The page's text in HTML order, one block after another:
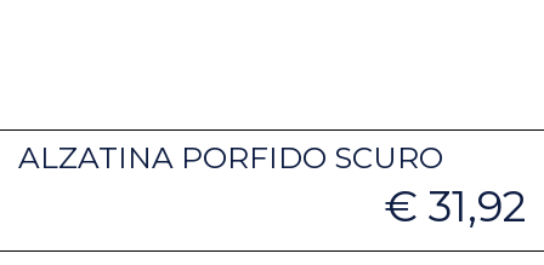
ALZATINA PORFIDO SCURO
€ 31,92